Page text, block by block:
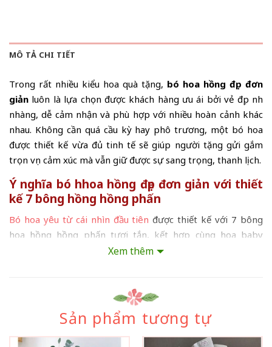
MÔ TẢ CHI TIẾT
Trong rất nhiều kiểu hoa quà tặng, bó hoa hồng đẹp đơn
giản luôn là lựa chọn được khách hàng ưu ái bởi vẻ đẹp nhẹ
nhàng, dễ cảm nhận và phù hợp với nhiều hoàn cảnh khác
nhau. Không cần quá cầu kỳ hay phô trương, một bó hoa
được thiết kế vừa đủ tinh tế sẽ giúp người tặng gửi gắm
trọn vẹn cảm xúc mà vẫn giữ được sự sang trọng, thanh lịch.
Ý nghĩa bó hhoa hồng đẹp đơn giản với thiết
kế 7 bông hồng hồng phấn
Bó hoa yêu từ cái nhìn đầu tiên được thiết kế với 7 bông
hoa hồng hồng phấn tươi tắn, kết hợp cùng hoa baby
trắng điểm xuyết nhẹ nhàng, tạo nên tổng thể hài hòa, tinh
một cách tự nhiên, không quá hình thức nhưng vẫn đủ để
người nhận cảm thấy được trân trọng.
Con số7 bông hồngmang ý nghĩa của sự yêu thương bền
Xem thêm
Sản phẩm tương tự